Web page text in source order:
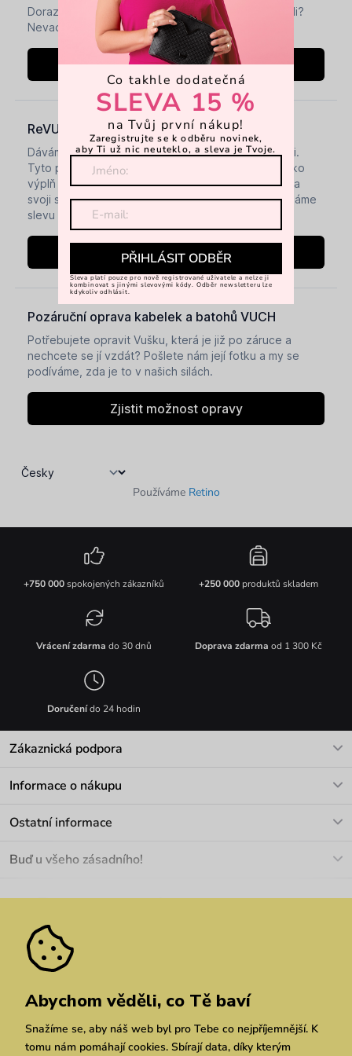
Používáme Retino
+750 000spokojených zákazníků +250 000produktů skladem
Vrácení zdarma do 30 dnů Doprava zdarma od 1 300 Kč
Doručenído 24 hodin
Zákaznická podpora
Informace o nákupu
Materiály a údržba
Pozáruční opravy
Ostatní informace
Velkoobchod
We Care
Dárkové poukazy
Vuchlook
Prodejny
Praha Brno Chrudim
Buď u všeho zásadního!
Zásady ochrany osobních údajů
Abychom věděli, co Tě baví
Snažíme se, aby náš web byl pro Tebe co nejpříjemnější. K
tomu nám pomáhají cookies. Sbírají data, díky kterým
Co takhle dodatečná
SLEVA 15 %
na Tvůj první nákup!
Zaregistrujte se k odběru novinek,
aby Ti už nic neuteklo, a sleva je Tvoje.
PŘIHLÁSIT ODBĚR
Sleva platí pouze pro nově registrované uživatele a nelze ji
kombinovat s jinými slevovými kódy. Odběr newsletteru lze
kdykoliv odhlásit.